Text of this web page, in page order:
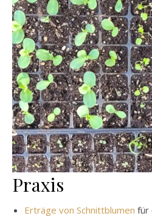
Praxis
Erträge von Schnittblumen für